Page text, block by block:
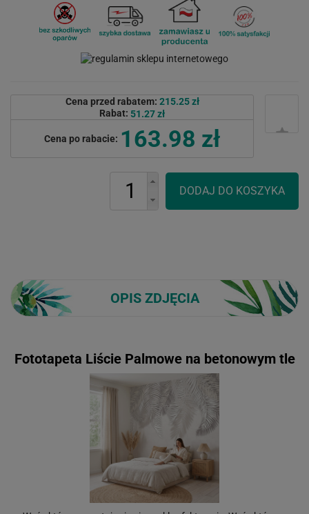
Cena przed rabatem: 215.25 zł
Rabat: 51.27 zł
Cena po rabacie: 163.98 zł
OPIS ZDJĘCIA
Fototapeta Liście Palmowe na betonowym tle